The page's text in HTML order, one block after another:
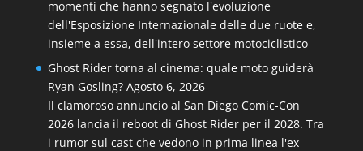
momenti che hanno segnato l'evoluzione
dell'Esposizione Internazionale delle due ruote e,
insieme a essa, dell'intero settore motociclistico
Ghost Rider torna al cinema: quale moto guiderà
Ryan Gosling? Agosto 6, 2026
Il clamoroso annuncio al San Diego Comic-Con
2026 lancia il reboot di Ghost Rider per il 2028. Tra
i rumor sul cast che vedono in prima linea l'ex